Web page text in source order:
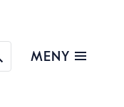
MENY